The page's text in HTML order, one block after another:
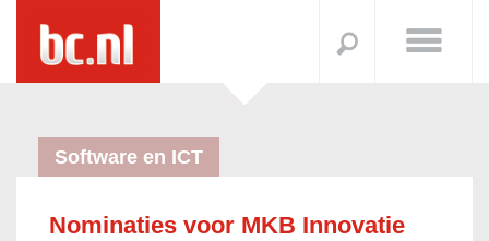
Software en ICT
Nominaties voor MKB Innovatie